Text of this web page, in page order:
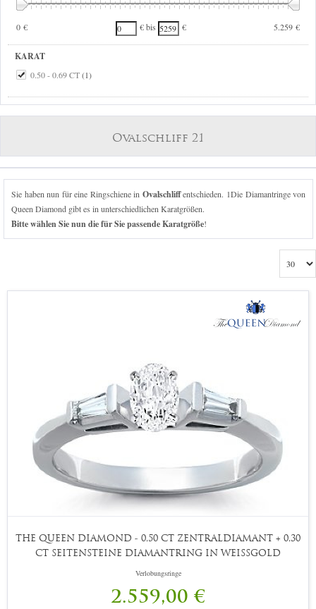
0 € 5.259 €
€ bis €
KARAT
0.50 - 0.69 CT(1)
Ovalschliff 21
Sie haben nun für eine Ringschiene in Ovalschliffentschieden. 1Die Diamantringe von
Queen Diamond gibt es in unterschiedlichen Karatgrößen.
Bitte wählen Sie nun die für Sie passende Karatgröße!
THE QUEEN DIAMOND - 0,50 CT ZENTRALDIAMANT + 0,30
CT SEITENSTEINE DIAMANTRING IN WEISSGOLD
Verlobungsringe
2.559,00 €